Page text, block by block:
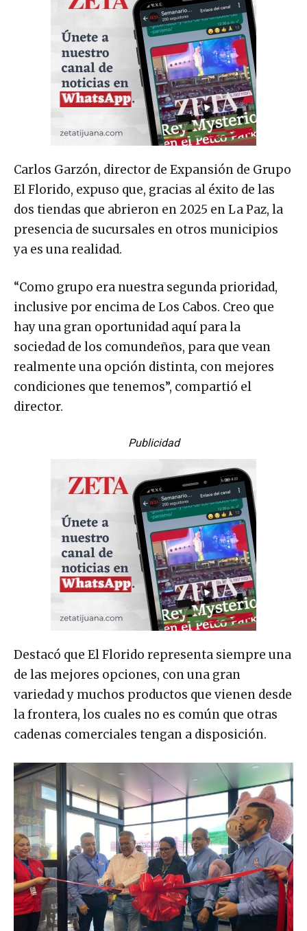
Carlos Garzón, director de Expansión de Grupo
El Florido, expuso que, gracias al éxito de las
dos tiendas que abrieron en 2025 en La Paz, la
presencia de sucursales en otros municipios
ya es una realidad.
“Como grupo era nuestra segunda prioridad,
inclusive por encima de Los Cabos. Creo que
hay una gran oportunidad aquí para la
sociedad de los comundeños, para que vean
realmente una opción distinta, con mejores
condiciones que tenemos”, compartió el
director.
Publicidad
Destacó que El Florido representa siempre una
de las mejores opciones, con una gran
variedad y muchos productos que vienen desde
la frontera, los cuales no es común que otras
cadenas comerciales tengan a disposición.